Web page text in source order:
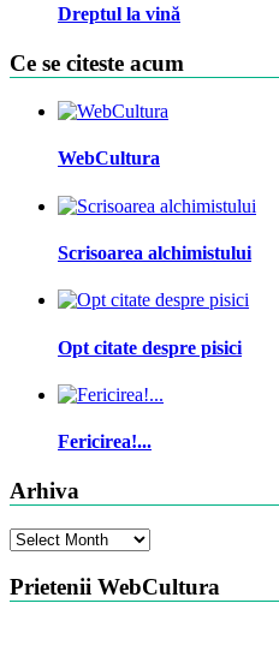
Dreptul la vină
Ce se citeste acum
WebCultura
Scrisoarea alchimistului
Opt citate despre pisici
Fericirea!...
Arhiva
Arhiva
Prietenii WebCultura